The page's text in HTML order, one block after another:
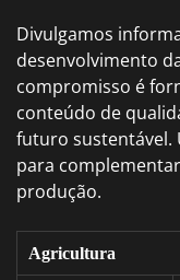
Divulgamos
desenvolvimento
compromisso é
conteúdo de
futuro sustentável.
para
produção.
Agricultura